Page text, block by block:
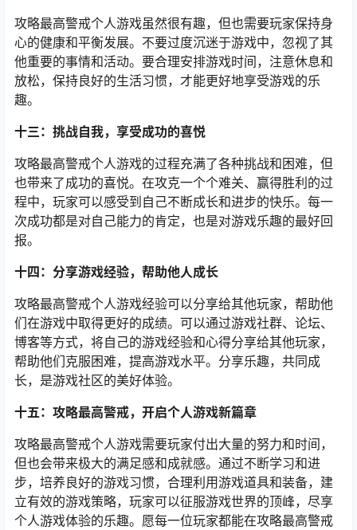
攻略最高警戒个人游戏虽然很有趣，但也需要玩家保持身
心的健康和平衡发展。不要过度沉迷于游戏中，忽视了其
他重要的事情和活动。要合理安排游戏时间，注意休息和
放松，保持良好的生活习惯，才能更好地享受游戏的乐
趣。
十三：挑战自我，享受成功的喜悦
攻略最高警戒个人游戏的过程充满了各种挑战和困难，但
也带来了成功的喜悦。在攻克一个个难关、赢得胜利的过
程中，玩家可以感受到自己不断成长和进步的快乐。每一
次成功都是对自己能力的肯定，也是对游戏乐趣的最好回
报。
十四：分享游戏经验，帮助他人成长
攻略最高警戒个人游戏经验可以分享给其他玩家，帮助他
们在游戏中取得更好的成绩。可以通过游戏社群、论坛、
博客等方式，将自己的游戏经验和心得分享给其他玩家，
帮助他们克服困难，提高游戏水平。分享乐趣，共同成
长，是游戏社区的美好体验。
十五：攻略最高警戒，开启个人游戏新篇章
攻略最高警戒个人游戏需要玩家付出大量的努力和时间，
但也会带来极大的满足感和成就感。通过不断学习和进
步，培养良好的游戏习惯，合理利用游戏道具和装备，建
立有效的游戏策略，玩家可以征服游戏世界的顶峰，尽享
个人游戏体验的乐趣。愿每一位玩家都能在攻略最高警戒